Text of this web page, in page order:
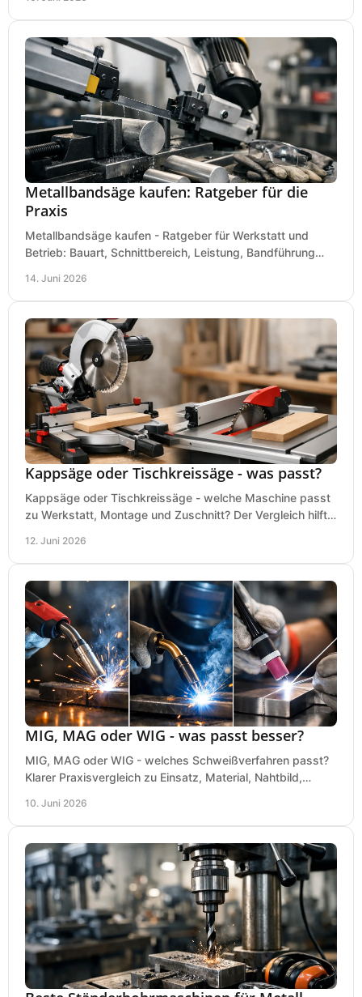
Metallbandsäge kaufen: Ratgeber für die
Praxis
Metallbandsäge kaufen - Ratgeber für Werkstatt und
Betrieb: Bauart, Schnittbereich, Leistung, Bandführung
14. Juni 2026
Kappsäge oder Tischkreissäge - was passt?
Kappsäge oder Tischkreissäge - welche Maschine passt
zu Werkstatt, Montage und Zuschnitt? Der Vergleich hilft
12. Juni 2026
MIG, MAG oder WIG - was passt besser?
MIG, MAG oder WIG - welches Schweißverfahren passt?
Klarer Praxisvergleich zu Einsatz, Material, Nahtbild,
10. Juni 2026